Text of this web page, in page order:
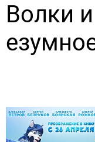
Волки